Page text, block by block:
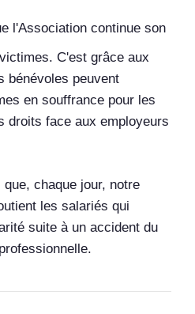
l'Association continue son
C'est grâce aux
bénévoles peuvent
en souffrance pour les
droits face aux employeurs
chaque jour, notre
les salariés qui
suite à un accident du